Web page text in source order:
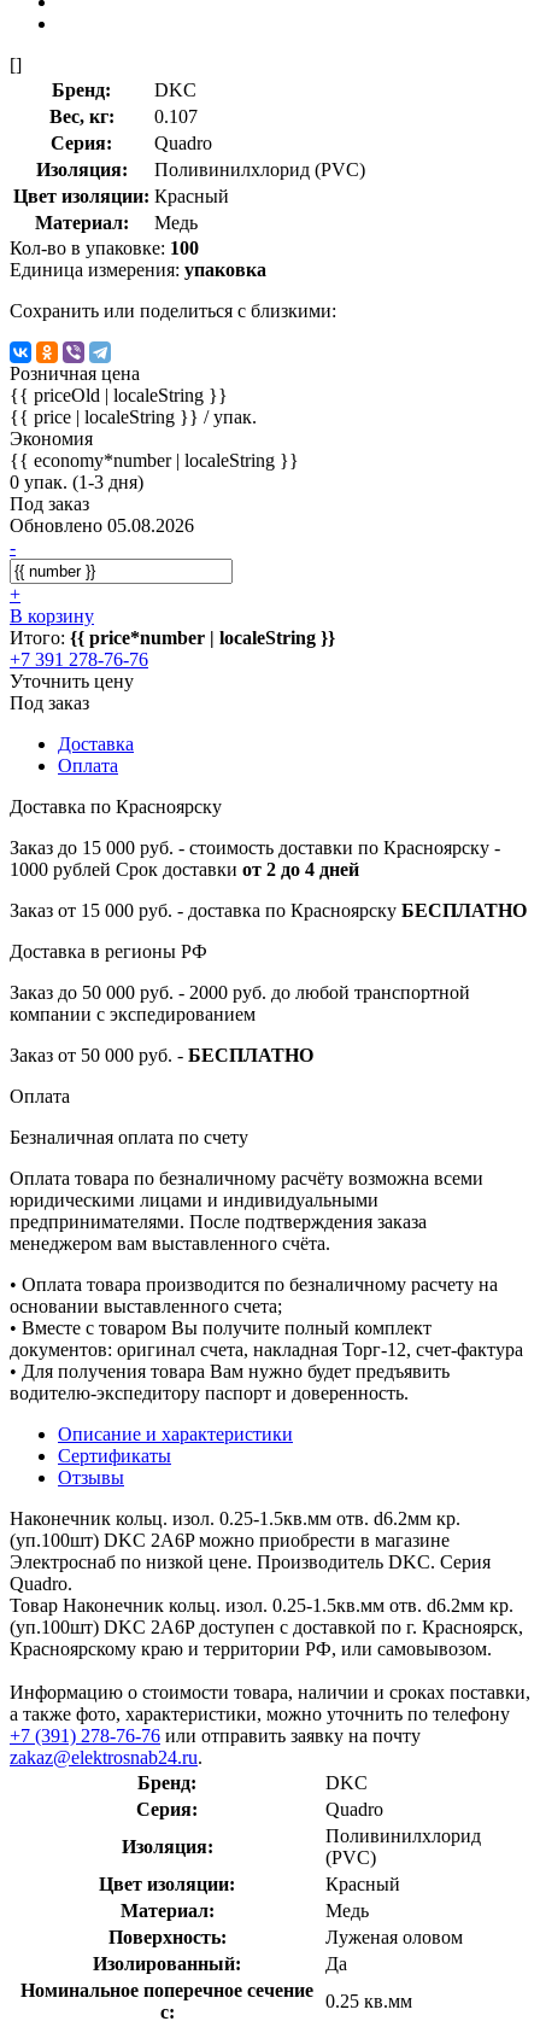
[]
Бренд:
DKC
Вес, кг:
0.107
Серия:
Quadro
Изоляция:
Поливинилхлорид (PVC)
Цвет изоляции: Красный
Материал:
Медь
Кол-во в упаковке: 100
Единица измерения: упаковка
Сохранить или поделиться с близкими:
Розничная цена
{{ priceOld | localeString }}
{{ price | localeString }} / упак.
Экономия
{{ economy*number | localeString }}
0 упак. (1-3 дня)
Под заказ
Обновлено 05.08.2026
-
+
В корзину
Итого: {{ price*number | localeString }}
+7 391 278-76-76
Уточнить цену
Под заказ
Доставка
Оплата
Доставка по Красноярску
Заказ до 15 000 руб. - стоимость доставки по Красноярску -
1000 рублей Срок доставки от 2 до 4 дней
Заказ от 15 000 руб. - доставка по Красноярску БЕСПЛАТНО
Доставка в регионы РФ
Заказ до 50 000 руб. - 2000 руб. до любой транспортной
компании с экспедированием
Заказ от 50 000 руб. - БЕСПЛАТНО
Оплата
Безналичная оплата по счету
Оплата товара по безналичному расчёту возможна всеми
юридическими лицами и индивидуальными
предпринимателями. После подтверждения заказа
менеджером вам выставленного счёта.
• Оплата товара производится по безналичному расчету на
основании выставленного счета;
• Вместе с товаром Вы получите полный комплект
документов: оригинал счета, накладная Торг-12, счет-фактура
• Для получения товара Вам нужно будет предъявить
водителю-экспедитору паспорт и доверенность.
Описание и характеристики
Сертификаты
Отзывы
Наконечник кольц. изол. 0.25-1.5кв.мм отв. d6.2мм кр.
(уп.100шт) DKC 2A6P можно приобрести в магазине
Электроснаб по низкой цене. Производитель DKC. Серия
Quadro.
Товар Наконечник кольц. изол. 0.25-1.5кв.мм отв. d6.2мм кр.
(уп.100шт) DKC 2A6P доступен с доставкой по г. Красноярск,
Красноярскому краю и территории РФ, или самовывозом.
Информацию о стоимости товара, наличии и сроках поставки,
а также фото, характеристики, можно уточнить по телефону
+7 (391) 278-76-76 или отправить заявку на почту
zakaz@elektrosnab24.ru.
Бренд:
DKC
Серия:
Quadro
Изоляция:
Поливинилхлорид
(PVC)
Цвет изоляции:
Красный
Материал:
Медь
Поверхность:
Луженая оловом
Изолированный:
Да
Номинальное поперечное сечение
с:
0.25 кв.мм